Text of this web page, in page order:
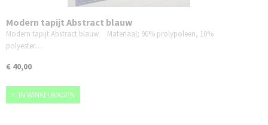
Modern tapijt Abstract blauw
Modern tapijt Abstract blauw. Materiaal; 90% prolypoleen, 10%
polyester…
€ 40,00
IN WINKELWAGEN